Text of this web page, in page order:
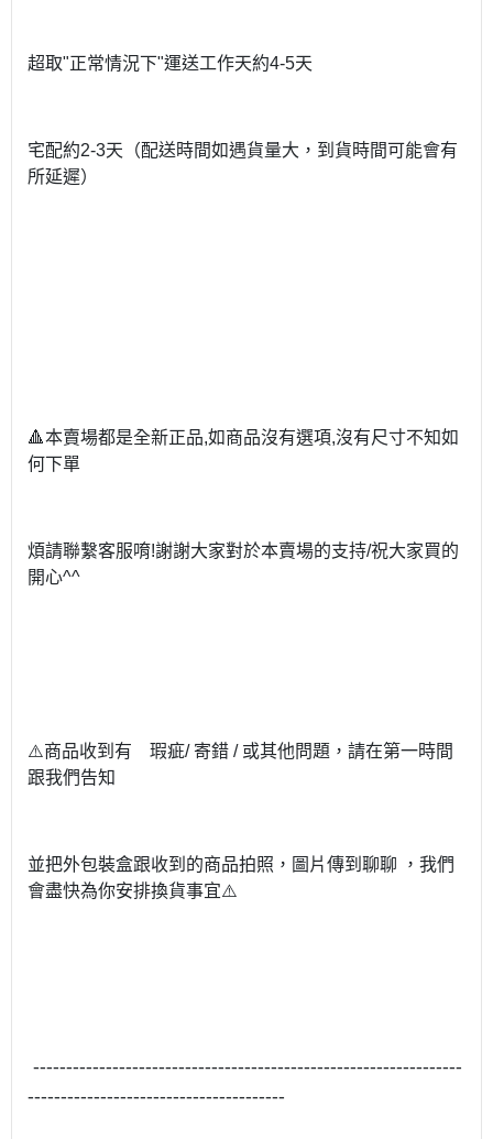
超取"正常情況下"運送工作天約4-5天
宅配約2-3天（配送時間如遇貨量大，到貨時間可能會有
所延遲）
🔺本賣場都是全新正品,如商品沒有選項,沒有尺寸不知如
何下單
煩請聯繫客服唷!謝謝大家對於本賣場的支持/祝大家買的
開心^^
⚠商品收到有 瑕疵/ 寄錯 / 或其他問題，請在第一時間
跟我們告知
並把外包裝盒跟收到的商品拍照，圖片傳到聊聊
，我們
會盡快為你安排換貨事宜⚠
-----------------------------------------------------------------
---------------------------------------